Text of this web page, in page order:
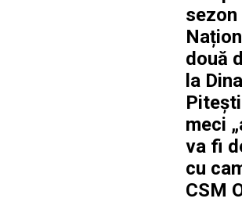
două
la
meci
va fi
cu
CSM